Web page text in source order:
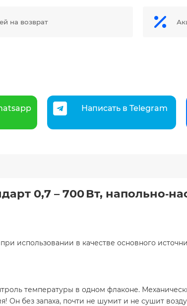
на возврат
Написать в Telegram
0,7 – 700 Вт,
при использовании в качестве основного
температуры в одном флаконе.
Он без запаха, почти не шумит и не сушит